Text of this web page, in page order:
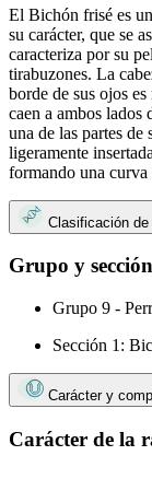
El Bichón frisé es
su carácter, que se
caracteriza por su
tirabuzones. La
borde de sus ojos
caen a ambos lados
una de las partes de
ligeramente
formando una curva
Clasificación
Grupo y
Grupo 9 -
Sección 1:
Carácter y
Carácter de la